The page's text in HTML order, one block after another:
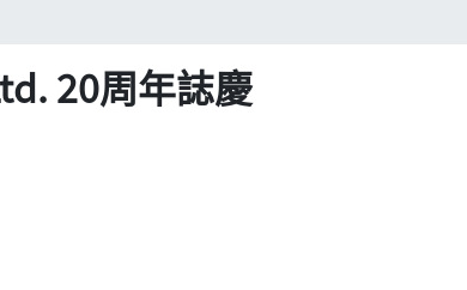
20周年誌慶